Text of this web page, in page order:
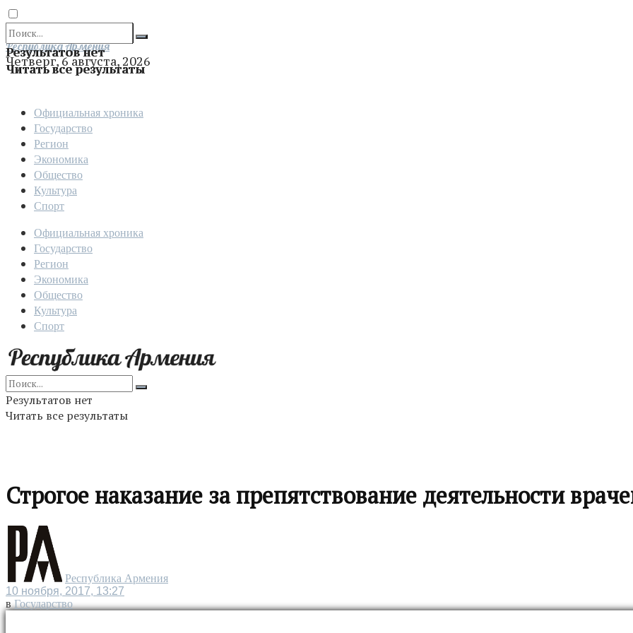
Результатов нет
Читать все результаты
Отправить
Республика Армения
Четверг, 6 августа, 2026
Официальная хроника
Государство
Регион
Экономика
Общество
Культура
Спорт
Официальная хроника
Государство
Регион
Экономика
Общество
Культура
Спорт
Результатов нет
Читать все результаты
Строгое наказание за препятствование деятельности
Республика Армения
10 ноября, 2017, 13:27
в Государство